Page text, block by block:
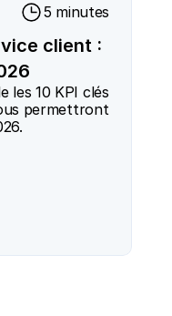
client :
5 minutes
les 10 KPI clés
permettront